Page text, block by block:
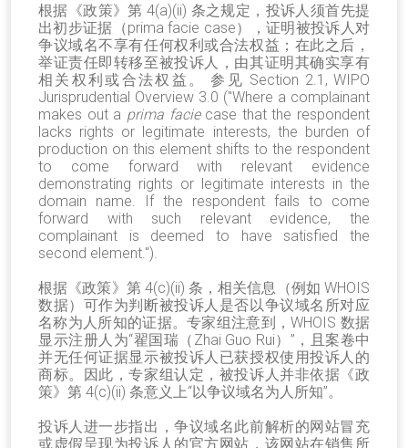
根据《政策》第 4(a)(ii) 条之规定，投诉人须首先提
出初步证据（prima facie case），证明被投诉人对
争议域名不享有任何权利或合法权益；在此之后，
举证责任即转移至被投诉人，由其证明其确实享有
相关权利或合法权益。 参见 Section 2.1, WIPO
Jurisprudential Overview 3.0 ("Where a complainant
makes out a prima faciecase that the respondent
lacks rights or legitimate interests, the burden of
production on this element shifts to the respondent
to come forward with relevant evidence
demonstrating rights or legitimate interests in the
domain name. If the respondent fails to come
forward with such relevant evidence, the
complainant is deemed to have satisfied the
second element.").
根据《政策》第 4(c)(ii) 条，相关信息（例如 WHOIS
数据）可作为判断被投诉人是否以争议域名所对应
名称为人所知的证据。专家组注意到，WHOIS 数据
显示注册人为“翟国瑞（Zhai Guo Rui）”，且案卷中
并无任何证据显示被投诉人已获授权使用投诉人的
商标。因此，专家组认定，被投诉人并非依据《政
策》第 4(c)(ii) 条意义上“以争议域名为人所知”。
投诉人进一步指出，争议域名此前解析的网站冒充
或虚假呈现为投诉人的官方网站，该网站在销售所